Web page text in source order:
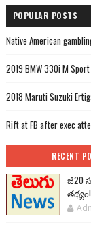
POPULAR POSTS
Native American
2019 BMW 330i M
2018 Maruti Suzuki
Rift at FB after exec
RECENT
జీ20
తథ్యం!